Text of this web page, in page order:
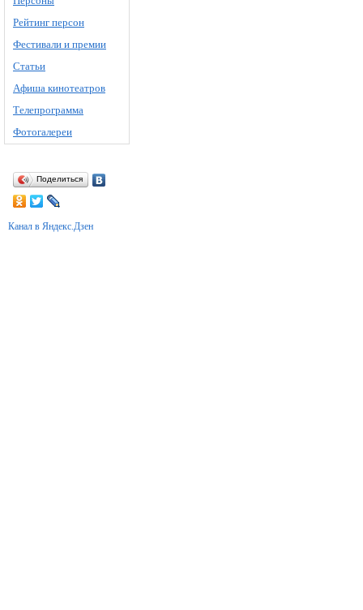
Рейтинг персон
Фестивали и премии
Статьи
Афиша кинотеатров
Телепрограмма
Фотогалереи
Поделиться
Канал в Яндекс.Дзен